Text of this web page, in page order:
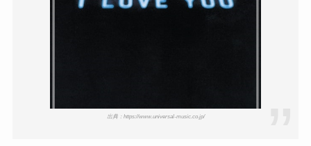
出典：https://www.universal-music.co.jp/